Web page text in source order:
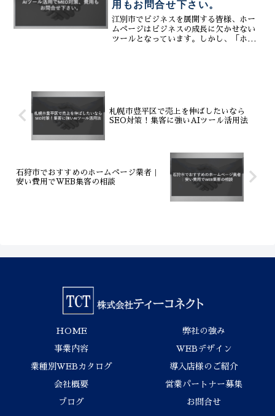
用もお問合せ下さい。
江別市でビジネスを展開する皆様、ホー
ムページはビジネスの成長に欠かせない
ツールとなっています。しかし、「ホー
札幌市豊平区で売上を伸ばしたいなら
SEO対策！集客に強いAIツール活用法
石狩市でおすすめのホームページ業者｜
安い費用でWEB集客の相談
HOME 弊社の強み
事業内容 WEBデザイン
業種別WEBカタログ 導入店様のご紹介
会社概要 営業パートナー募集
ブログ お問合せ